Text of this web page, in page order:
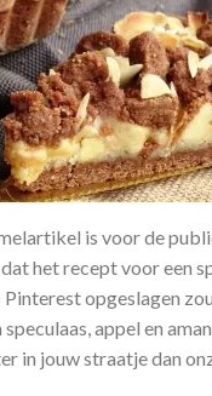
is voor de
het recept voor een
opgeslagen
appel en
in jouw straatje dan